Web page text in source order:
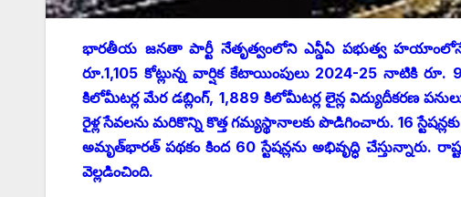
భారతీయ జనతా పార్టీ నేతృత్వంలోని ఎన్డీఏ పభుత్వ హయాంలోనే
రూ.1,105 కోట్లున్న వార్షిక కేటాయింపులు 2024-25 నాటికి రూ.
కిలోమీటర్ల మేర డబ్లింగ్‌, 1,889 ‌కిలోమీటర్ల లైన్ల విద్యుదీకరణ
రైళ్ల సేవలను మరికొన్ని కొత్త గమ్యస్థానాలకు పొడిగించారు. 16
అమృత్‌భారత్‌ ‌పథకం కింద 60 స్టేషన్లను అభివృద్ధి చేస్తున్నారు.
వెల్లడించింది.